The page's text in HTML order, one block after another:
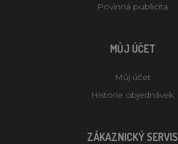
Povinná publicita
MŮJ ÚČET
Můj účet
Historie objednávek
ZÁKAZNICKÝ SERVIS